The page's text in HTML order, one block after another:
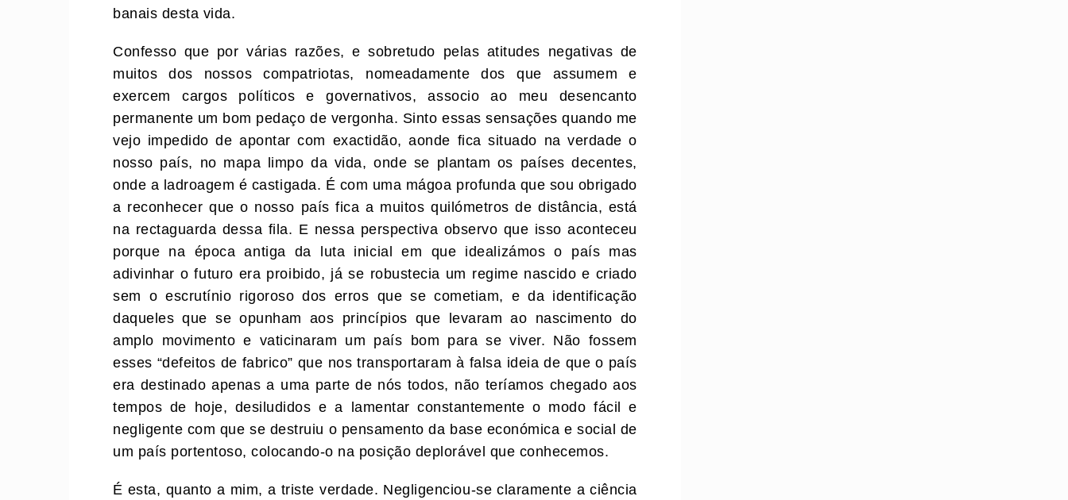
banais desta vida.
Confesso que por várias razões, e sobretudo pelas atitudes negativas de
muitos dos nossos compatriotas, nomeadamente dos que assumem e
exercem cargos políticos e governativos, associo ao meu desencanto
permanente um bom pedaço de vergonha. Sinto essas sensações quando me
vejo impedido de apontar com exactidão, aonde fica situado na verdade o
nosso país, no mapa limpo da vida, onde se plantam os países decentes,
onde a ladroagem é castigada. É com uma mágoa profunda que sou obrigado
a reconhecer que o nosso país fica a muitos quilómetros de distância, está
na rectaguarda dessa fila. E nessa perspectiva observo que isso aconteceu
porque na época antiga da luta inicial em que idealizámos o país mas
adivinhar o futuro era proibido, já se robustecia um regime nascido e criado
sem o escrutínio rigoroso dos erros que se cometiam, e da identificação
daqueles que se opunham aos princípios que levaram ao nascimento do
amplo movimento e vaticinaram um país bom para se viver. Não fossem
esses “defeitos de fabrico” que nos transportaram à falsa ideia de que o país
era destinado apenas a uma parte de nós todos, não teríamos chegado aos
tempos de hoje, desiludidos e a lamentar constantemente o modo fácil e
negligente com que se destruiu o pensamento da base económica e social de
um país portentoso, colocando-o na posição deplorável que conhecemos.
É esta, quanto a mim, a triste verdade. Negligenciou-se claramente a ciência